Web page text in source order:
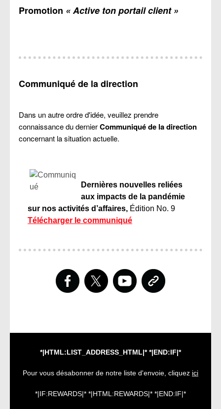
Promotion « Active ton portail client »
Communiqué de la direction
Dans un autre ordre d'idée, veuillez prendre
connaissance du dernierCommuniqué de la direction
concernant la situation actuelle.
Dernières nouvelles reliées
aux impacts de la pandémie
sur nos activités d’affaires, Édition No. 9
Télécharger le communiqué
*|HTML:LIST_ADDRESS_HTML|* *|END:IF|*
Pour vous désabonner de notre liste d'envoie, cliquez ici
*|IF:REWARDS|* *|HTML:REWARDS|* *|END:IF|*